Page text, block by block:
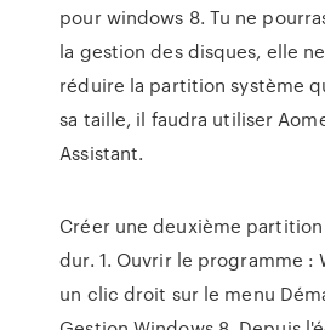
pour windows 8. Tu ne
la gestion des disques, elle
réduire la partition système
sa taille, il faudra utiliser
Assistant.
Créer une deuxième
dur. 1. Ouvrir le programme :
un clic droit sur le menu